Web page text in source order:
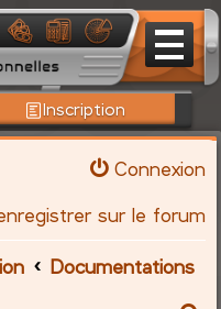
Inscription
Connexion
sur le forum
Documentations